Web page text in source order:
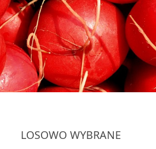
LOSOWO WYBRANE